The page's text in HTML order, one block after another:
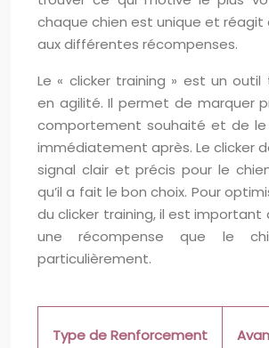
chaque chien est unique et
aux différentes récompenses.
Le « clicker training » est un outil
en agilité. Il permet de marquer
comportement souhaité et de le
immédiatement après. Le clicker
signal clair et précis pour le
qu’il a fait le bon choix. Pour
du clicker training, il est important
une récompense que le
particulièrement.
Type de Renforcement